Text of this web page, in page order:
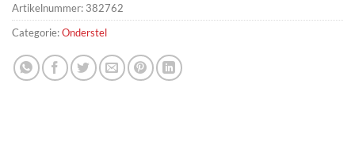
Artikelnummer: 382762
Categorie:Onderstel